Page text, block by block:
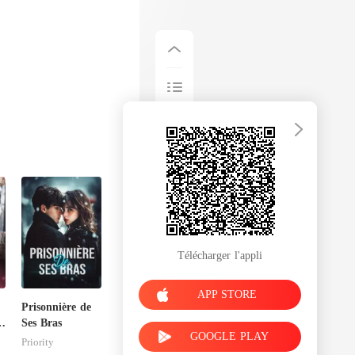
Prisonnière de
Ses Bras
Priority
Télécharger l'appli
APP STORE
GOOGLE PLAY